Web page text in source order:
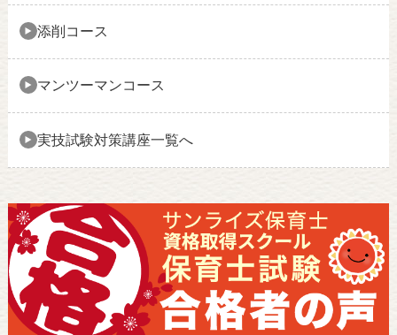
添削コース
マンツーマンコース
実技試験対策講座一覧へ